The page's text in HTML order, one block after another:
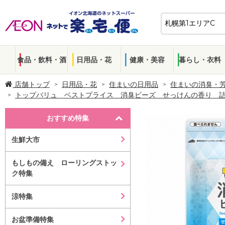
食品・飲料・酒 日用品・花 健康・美容 暮らし・衣料
店舗トップ 日用品・花 住まいの日用品
住まいの消臭・
トップバリュ ベストプライス 消臭ビーズ せっけんの香り
おすすめ特集
生鮮大市
もしもの備え ローリングストッ
ク特集
涼特集
お盆準備特集